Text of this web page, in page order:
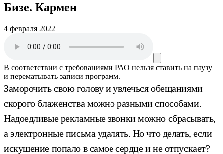
Бизе. Кармен
4 февраля 2022
В соответствии с требованиями РАО нельзя ставить на паузу
и перематывать записи программ.
Заморочить свою голову и увлечься обещаниями
скорого блаженства можно разными способами.
Надоедливые рекламные звонки можно сбрасывать,
а электронные письма удалять. Но что делать, если
искушение попало в самое сердце и не отпускает?